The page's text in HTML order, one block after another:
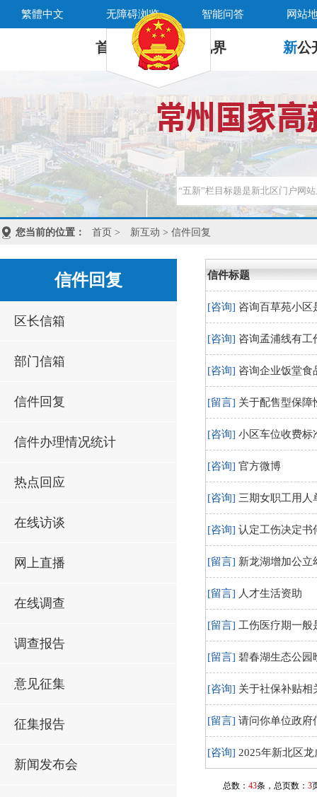
繁體中文 无障碍浏览 智能问答 网站
首 页 新 视界 新公
您当前的位置： 首页 > 新互动 > 信件回复
信件回复
区长信箱
部门信箱
信件回复
信件办理情况统计
热点回应
在线访谈
网上直播
在线调查
调查报告
意见征集
征集报告
新闻发布会
信件标题
[咨询] 咨询百草苑小区
[咨询] 咨询孟浦线有工
[咨询] 咨询企业饭堂食
[留言] 关于配售型保障
[咨询] 小区车位收费标
[咨询] 官方微博
[咨询] 三期女职工用人
[咨询] 认定工伤决定书
[留言] 新龙湖增加公立
[留言] 人才生活资助
[留言] 工伤医疗期一般
[留言] 碧春湖生态公园
[咨询] 关于社保补贴相
[留言] 请问你单位政府
[咨询] 2025年新北区
总数： 43条，总页数： 3